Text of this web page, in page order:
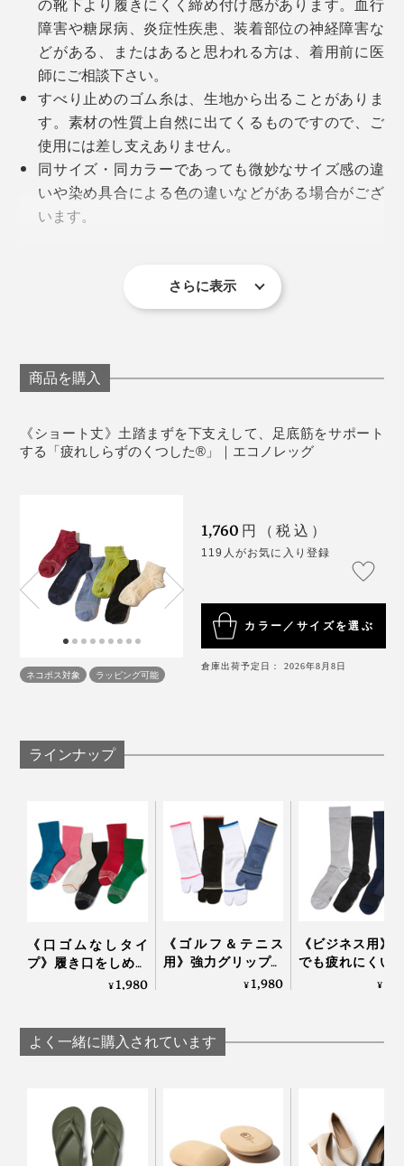
足裏にはロゴ、足の甲には左右の目印として「L」と
一度これを体感すると、他のものが履けなくなる人が多
いというのも納得です！
障害や糖尿病、炎症性疾患、装着部位の神経障害な
どがある、またはあると思われる方は、着用前に医
師にご相談下さい。
すべり止めのゴム糸は、生地から出ることがありま
す。素材の性質上自然に出てくるものですので、ご
使用には差し支えありません。
同サイズ・同カラーであっても微妙なサイズ感の違
いや染め具合による色の違いなどがある場合がござ
います。
います。 サイズ等は着用や洗濯をしていただくとな
じんできます。
足の爪が伸びている、乾燥して足の角質が固くなっ
合、生地に穴が開くことがありますのでご注意くだ
さい。
使用感には個人差があります。
さらに表示
商品を購入
《ショート丈》土踏まずを下支えして、足底筋をサポート
する「疲れしらずのくつした®」｜エコノレッグ
ネコポス対象 ラッピング可能
1,760 円（税込）
119人がお気に入り登録
カラー／サイズを選ぶ
倉庫出荷予定日： 2026年8月8日
ラインナップ
《口ゴムなしタイ
プ》履き口をしめつ
けない疲れしらずの
¥1,980
《ゴルフ＆テニス
用》強力グリップで
しっかり踏み込める
¥1,980
《ビジネス用》
でも疲れにくい
り落ちにくい「
¥
よく一緒に購入されています